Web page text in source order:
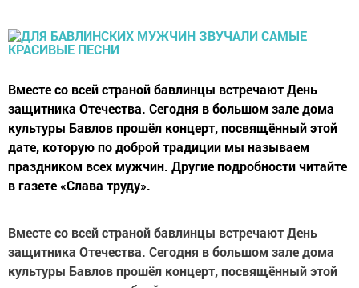
Вместе со всей страной бавлинцы встречают День
защитника Отечества. Сегодня в большом зале дома
культуры Бавлов прошёл концерт, посвящённый этой
дате, которую по доброй традиции мы называем
праздником всех мужчин. Другие подробности читайте
в газете «Слава труду».
Вместе со всей страной бавлинцы встречают День
защитника Отечества. Сегодня в большом зале дома
культуры Бавлов прошёл концерт, посвящённый этой